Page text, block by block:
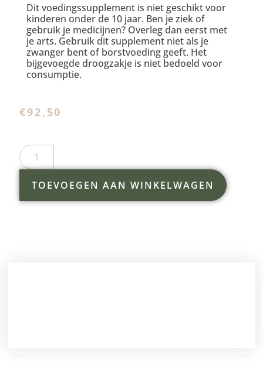
Dit voedingssupplement is niet geschikt voor
kinderen onder de 10 jaar. Ben je ziek of
gebruik je medicijnen? Overleg dan eerst met
je arts. Gebruik dit supplement niet als je
zwanger bent of borstvoeding geeft. Het
bijgevoegde droogzakje is niet bedoeld voor
consumptie.
€92,50
TOEVOEGEN AAN WINKELWAGEN